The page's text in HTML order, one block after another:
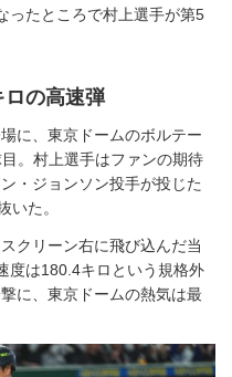
ったところで村上選手が第5
の高速弾
に、東京ドームのボルテー
。村上選手はファンの期待
・ジョンソン投手が投じた
いた。
クリーン右に飛び込んだ当
度は180.4キロという規格外
に、東京ドームの熱気は最